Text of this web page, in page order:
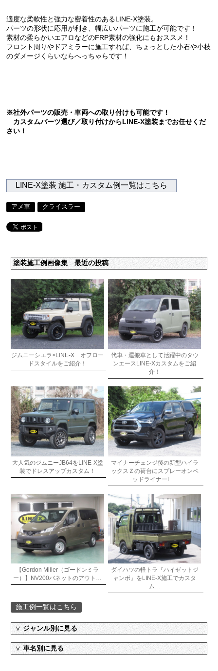
適度な柔軟性と強力な密着性のあるLINE-X塗装。
パーツの形状に応用が利き、幅広いパーツに施工が可能です！
素材の柔らかいエアロなどのFRP素材の強化にもおススメ！
フロント周りやドアミラーに施工すれば、ちょっとした小石や小枝
のダメージくらいならへっちゃらです！
※社外パーツの販売・車両への取り付けも可能です！
カスタムパーツ選び／取り付けからLINE-X塗装までお任せくだ
さい！
LINE-X塗装 施工・カスタム例一覧はこちら
アメ車 クライスラー
塗装施工例画像集 最近の投稿
ジムニーシエラ×LINE-X オフロー
ドスタイルをご紹介！
代車・運搬車として活躍中のタウ
ンエースLINE-Xカスタムをご紹
介！
大人気のジムニーJB64をLINE-X塗
装でドレスアップカスタム！
マイナーチェンジ後の新型ハイラ
ックスＺの荷台にスプレーオンベ
ッドライナーL…
【Gordon Miller（ゴードンミラ
ー）】NV200バネットのアウト…
ダイハツの軽トラ『ハイゼットジ
ャンボ』をLINE-X施工でカスタ
ム…
施工例一覧はこちら
∨ジャンル別に見る
∨車名別に見る